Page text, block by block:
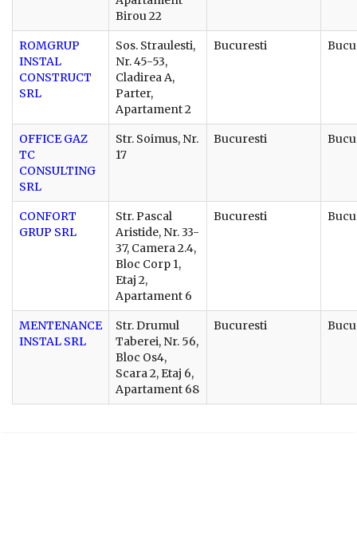
Birou 22
ROMGRUP
INSTAL
CONSTRUCT
SRL
Sos. Straulesti,
Nr. 45-53,
Cladirea A,
Parter,
Apartament 2
Bucuresti
OFFICE GAZ
TC
CONSULTING
SRL
Str. Soimus, Nr.
17
Bucuresti
CONFORT
GRUP SRL
Str. Pascal
Aristide, Nr. 33-
37, Camera 2.4,
Bloc Corp 1,
Etaj 2,
Apartament 6
Bucuresti
MENTENANCE
INSTAL SRL
Str. Drumul
Taberei, Nr. 56,
Bloc Os4,
Scara 2, Etaj 6,
Apartament 68
Bucuresti